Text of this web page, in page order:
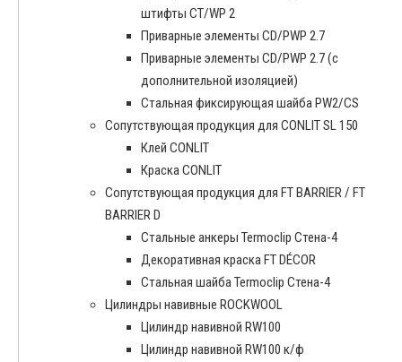
штифты CT/WP 2
Приварные элементы CD/PWP 2.7
Приварные элементы CD/PWP 2.7 (с
дополнительной изоляцией)
Стальная фиксирующая шайба PW2/CS
Сопутствующая продукция для CONLIT SL 150
Клей CONLIT
Краска CONLIT
Сопутствующая продукция для FT BARRIER / FT
BARRIER D
Cтальные анкеры Termoclip Стена-4
Декоративная краска FT DÉCOR
Стальная шайба Termoclip Стена-4
Цилиндры навивные ROCKWOOL
Цилиндр навивной RW100
Цилиндр навивной RW100 к/ф